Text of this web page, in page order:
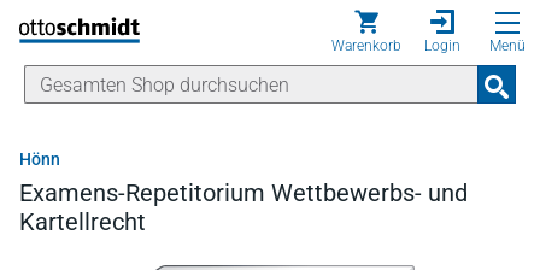
Direkt zum Inhalt
Warenkorb Login Menü
Hönn
Examens-Repetitorium Wettbewerbs- und
Kartellrecht